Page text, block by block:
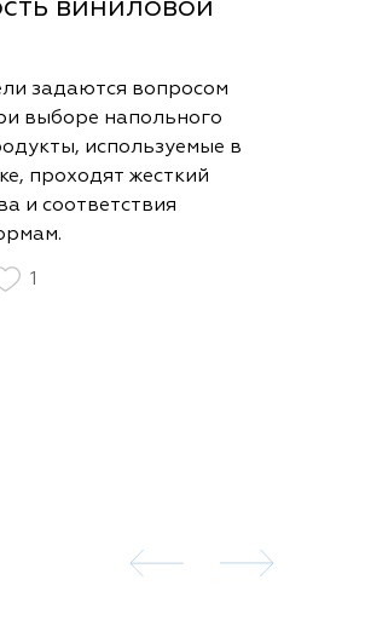
виниловой
задаются вопросом
выборе напольного
используемые в
проходят жесткий
и соответствия
1